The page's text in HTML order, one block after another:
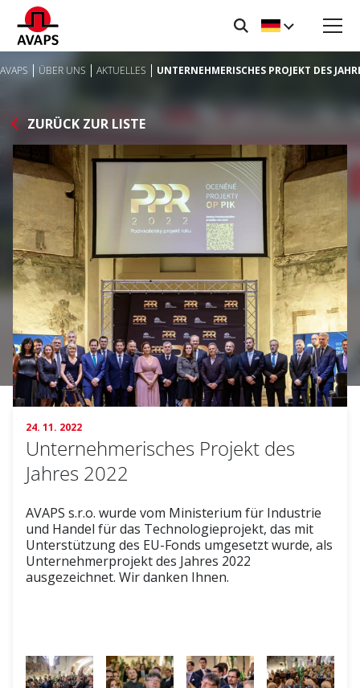
AVAPS ÜBER UNS AKTUELLES UNTERNEHMERISCHES PROJEKT DES
ZURÜCK ZUR LISTE
24. 11. 2022
Unternehmerisches Projekt des
Jahres 2022
AVAPS s.r.o. wurde vom Ministerium für Industrie
und Handel für das Technologieprojekt, das mit
Unterstützung des EU-Fonds umgesetzt wurde, als
Unternehmerprojekt des Jahres 2022
ausgezeichnet. Wir danken Ihnen.